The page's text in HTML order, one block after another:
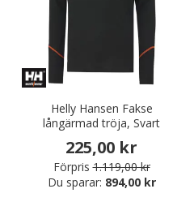
Helly Hansen Fakse
långärmad tröja, Svart
225,00 kr
Förpris 1.119,00 kr
Du sparar: 894,00 kr